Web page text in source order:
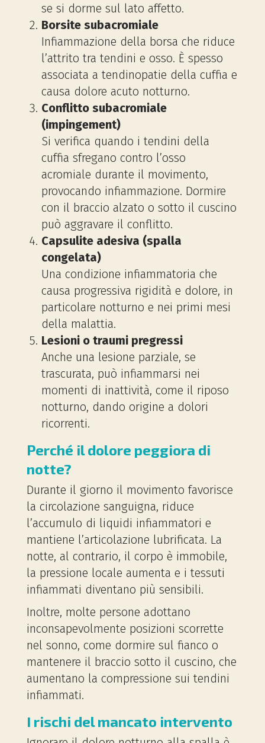
se si dorme sul lato affetto.
Borsite subacromiale
Infiammazione della borsa che riduce
l’attrito tra tendini e osso. È spesso
associata a tendinopatie della cuffia e
causa dolore acuto notturno.
Conflitto subacromiale
(impingement)
Si verifica quando i tendini della
cuffia sfregano contro l’osso
acromiale durante il movimento,
provocando infiammazione. Dormire
con il braccio alzato o sotto il cuscino
può aggravare il conflitto.
Capsulite adesiva (spalla
congelata)
Una condizione infiammatoria che
causa progressiva rigidità e dolore, in
particolare notturno e nei primi mesi
della malattia.
Lesioni o traumi pregressi
Anche una lesione parziale, se
trascurata, può infiammarsi nei
momenti di inattività, come il riposo
notturno, dando origine a dolori
ricorrenti.
Perché il dolore peggiora di
notte?
Durante il giorno il movimento favorisce
la circolazione sanguigna, riduce
l’accumulo di liquidi infiammatori e
mantiene l’articolazione lubrificata. La
notte, al contrario, il corpo è immobile,
la pressione locale aumenta e i tessuti
infiammati diventano più sensibili.
Inoltre, molte persone adottano
inconsapevolmente posizioni scorrette
nel sonno, come dormire sul fianco o
mantenere il braccio sotto il cuscino, che
aumentano la compressione sui tendini
infiammati.
I rischi del mancato intervento